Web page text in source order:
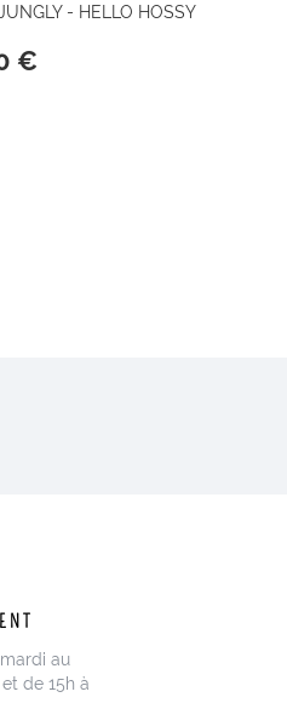
- HELLO HOSSY
€
au
de 15h à